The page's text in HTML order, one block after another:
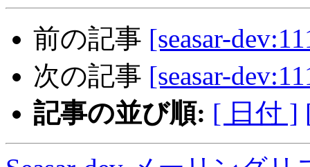
前の記事 [seasar-
次の記事 [seasar-
記事の並び順: [ 日付 ]